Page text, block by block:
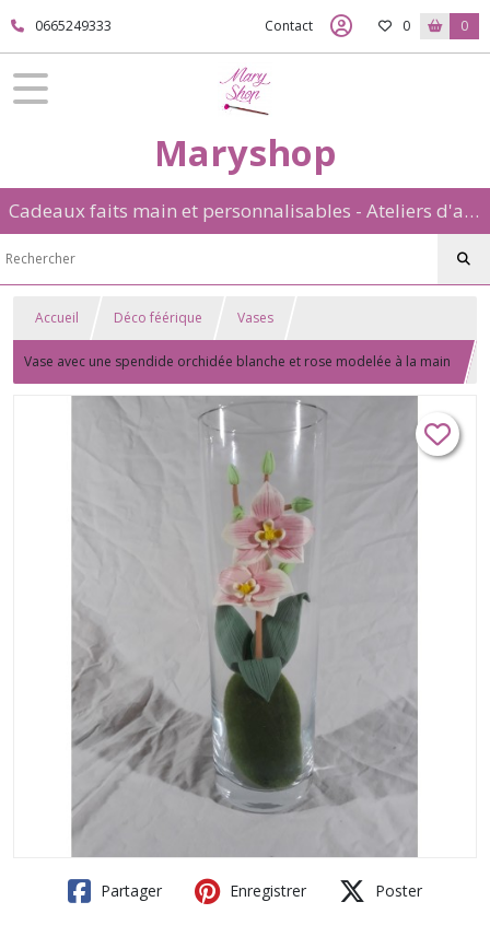
0665249333 Contact 0 0
Maryshop
Cadeaux faits main et personnalisables - Ateliers d'art créatif: aquarelle et porcelaine froide
Accueil Déco féérique Vases
Vase avec une spendide orchidée blanche et rose modelée à la main
en porcelaine froide
Partager Enregistrer Poster